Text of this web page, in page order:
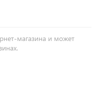
магазина и может